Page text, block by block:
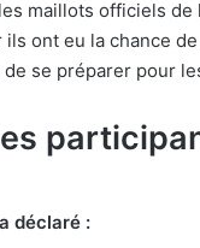
maillots officiels
ont eu la chance
de se préparer pour
déclaré :